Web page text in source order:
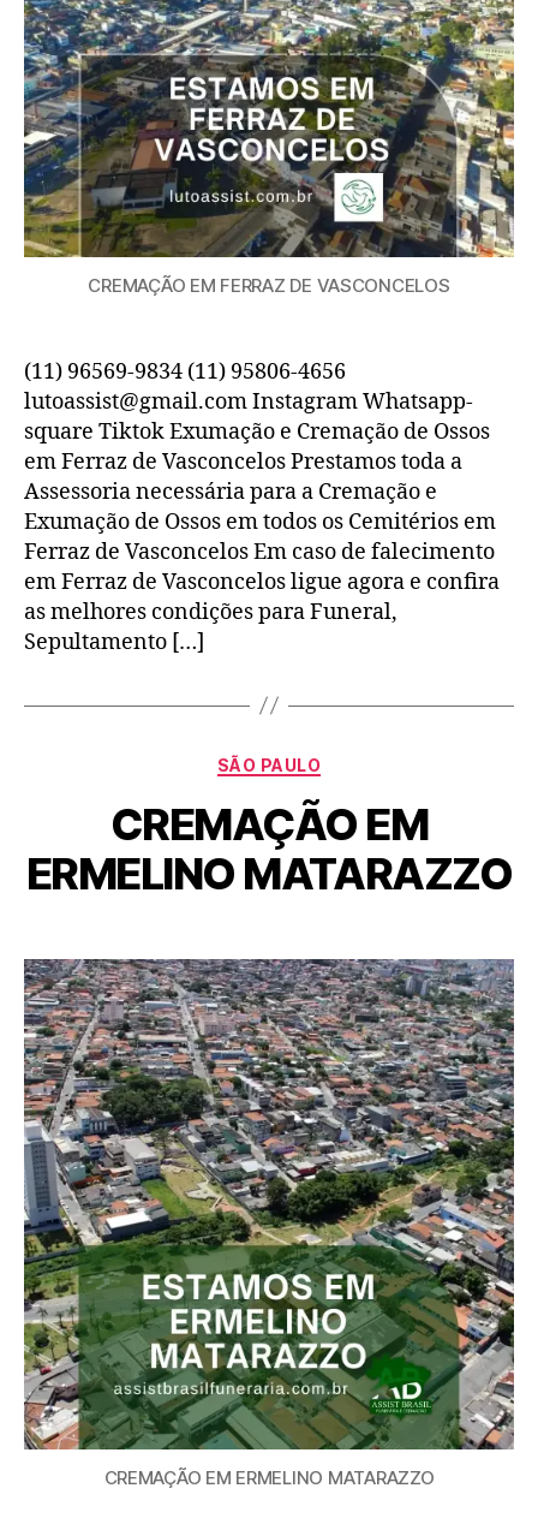
CREMAÇÃO EM FERRAZ DE VASCONCELOS
(11) 96569-9834 (11) 95806-4656
lutoassist@gmail.com Instagram Whatsapp-
square Tiktok Exumação e Cremação de Ossos
em Ferraz de Vasconcelos Prestamos toda a
Assessoria necessária para a Cremação e
Exumação de Ossos em todos os Cemitérios em
Ferraz de Vasconcelos Em caso de falecimento
em Ferraz de Vasconcelos ligue agora e confira
as melhores condições para Funeral,
Sepultamento […]
SÃO PAULO
CREMAÇÃO EM
ERMELINO MATARAZZO
CREMAÇÃO EM ERMELINO MATARAZZO